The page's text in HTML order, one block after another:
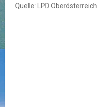
Quelle: LPD Oberösterreich